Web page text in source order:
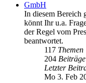
GmbH
In diesem Bereich
könnt Ihr u.a.
der Regel vom
beantwortet.
117 Themen
204 Beiträge
Letzter
Mo 3. Feb